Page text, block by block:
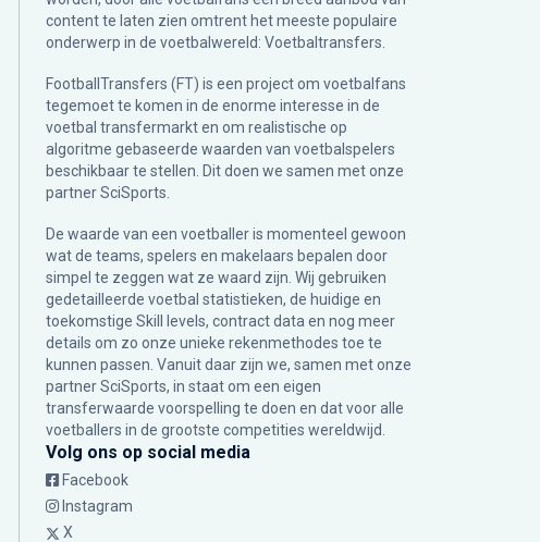
content te laten zien omtrent het meeste populaire
onderwerp in de voetbalwereld: Voetbaltransfers.
FootballTransfers (FT) is een project om voetbalfans
tegemoet te komen in de enorme interesse in de
voetbal transfermarkt en om realistische op
algoritme gebaseerde waarden van voetbalspelers
beschikbaar te stellen. Dit doen we samen met onze
partnerSciSports
De waarde van een voetballer is momenteel gewoon
wat de teams, spelers en makelaars bepalen door
simpel te zeggen wat ze waard zijn. Wij gebruiken
gedetailleerde voetbal statistieken, de huidige en
toekomstige Skill levels, contract data en nog meer
details om zo onze unieke rekenmethodes toe te
kunnen passen. Vanuit daar zijn we, samen met onze
partner SciSports, in staat om een eigen
transferwaarde voorspelling te doen en dat voor alle
voetballers in de grootste competities wereldwijd.
Volg ons op social media
Facebook
Instagram
X